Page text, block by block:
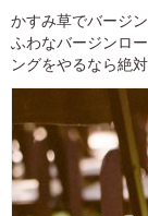
かすみ草でバージ
ふわなバージンロ
ングをやるなら絶